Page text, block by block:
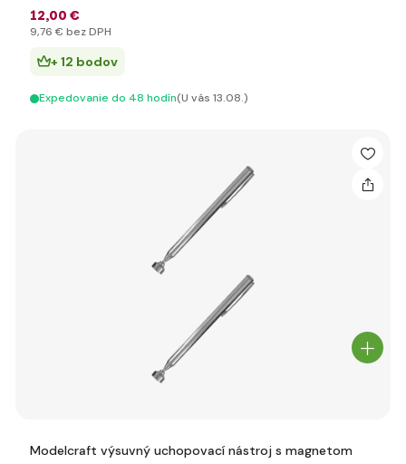
12,00 €
9,76 € bez DPH
+ 12 bodov
Expedovanie do 48 hodín(U vás 13.08.)
Modelcraft výsuvný uchopovací nástroj s magnetom